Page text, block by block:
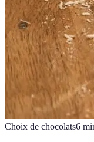
Choix de chocolats6